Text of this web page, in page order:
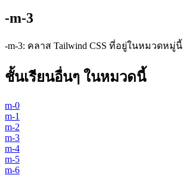
-m-3
-m-3: คลาส Tailwind CSS ที่อยู่ในหมวดหมู่นี้
ชั้นเรียนอื่นๆ ในหมวดนี้
m-0
m-1
m-2
m-3
m-4
m-5
m-6